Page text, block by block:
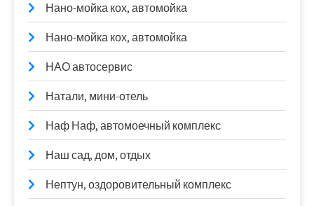
Нано-мойка кох, автомойка
Нано-мойка кох, автомойка
НАО автосервис
Натали, мини-отель
Наф Наф, автомоечный комплекс
Наш сад, дом, отдых
Нептун, оздоровительный комплекс